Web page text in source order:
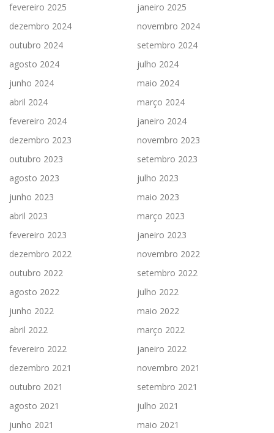
fevereiro 2025
janeiro 2025
dezembro 2024
novembro 2024
outubro 2024
setembro 2024
agosto 2024
julho 2024
junho 2024
maio 2024
abril 2024
março 2024
fevereiro 2024
janeiro 2024
dezembro 2023
novembro 2023
outubro 2023
setembro 2023
agosto 2023
julho 2023
junho 2023
maio 2023
abril 2023
março 2023
fevereiro 2023
janeiro 2023
dezembro 2022
novembro 2022
outubro 2022
setembro 2022
agosto 2022
julho 2022
junho 2022
maio 2022
abril 2022
março 2022
fevereiro 2022
janeiro 2022
dezembro 2021
novembro 2021
outubro 2021
setembro 2021
agosto 2021
julho 2021
junho 2021
maio 2021